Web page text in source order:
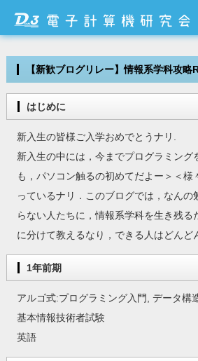
【新歓ブログリレー】情報系学科攻略
はじめに
新入生の皆様ご入学おめでとうナリ.
新入生の中には，今までプログラミング
も，パソコン触るの初めてだよー＞＜様
っているナリ．このブログでは，なんの
らない人たちに，情報系学科を生き残る
に分けて教えるなり，できる人はどんど
1年前期
アルゴ式:プログラミング入門, データ構
基本情報技術者試験
英語